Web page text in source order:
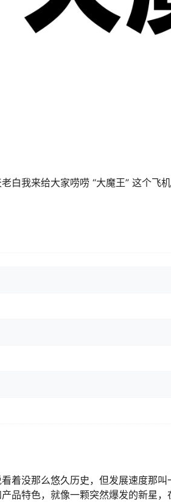
白我来给大家唠唠 “大魔王” 这个飞
着没那么悠久历史，但发展速度那
品特色，就像一颗突然爆发的新星